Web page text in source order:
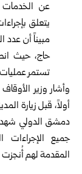
عن الخدمات
يتعلق
حاج، حيث
تستمر عمليات التفويج
وأشار وزير
أولاً، قبل زيارة
دمشق الدولي شهد
جميع الإجراءات
المقدمة لهم